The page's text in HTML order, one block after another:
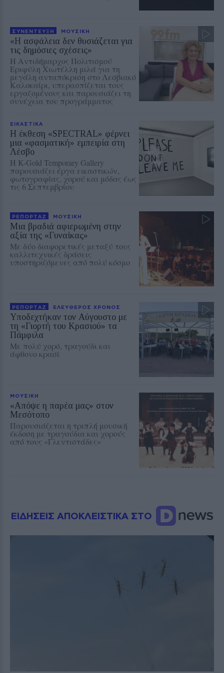
ΣΥΝΕΝΤΕΥΞΗ ΜΟΥΣΙΚΗ
«Η ασφάλεια δεν θυσιάζεται για
τις δημόσιες σχέσεις»
Η Αντιδήμαρχος Πολιτισμού
Εριφύλη Χιωτέλλη μιλά για τη
μεγάλη ανταπόκριση στο Λεσβιακό
Καλοκαίρι, υπερασπίζεται τους
εργαζομένους και παρουσιάζει τη
συνέχεια του προγράμματος
ΕΙΚΑΣΤΙΚΑ
Η έκθεση «SPECTRAL» φέρνει
μια «φασματική» εμπειρία στη
Λέσβο
Η K-Gold Temporary Gallery
παρουσιάζει έργα εικαστικών,
φωτογραφίας, χορού και μόδας έως
τις 6 Σεπτεμβρίου
ΡΕΠΟΡΤΑΖ ΜΟΥΣΙΚΗ
Μια βραδιά αφιερωμένη στην
αξία της «Γυναίκας»
Με δύο διαφορετικές μεταξύ τους
καλλιτεχνικές δράσεις
υποστηριζόμενες από πολύ κόσμο
ΡΕΠΟΡΤΑΖ ΕΛΕΥΘΕΡΟΣ ΧΡΟΝΟΣ
Υποδεχτήκαν τον Αύγουστο με
τη «Γιορτή του Κρασιού» τα
Πάμφιλα
Με πολύ χορό, τραγούδι και
άφθονο κρασί
ΜΟΥΣΙΚΗ
«Απόψε η παρέα μας» στον
Μεσότοπο
Παρουσιάζεται η τριπλή μουσική
έκδοση με τραγούδια και χορούς
από τους «Γλεντιστάδες»
ΕΙΔΗΣΕΙΣ ΑΠΟΚΛΕΙΣΤΙΚΑ ΣΤΟ